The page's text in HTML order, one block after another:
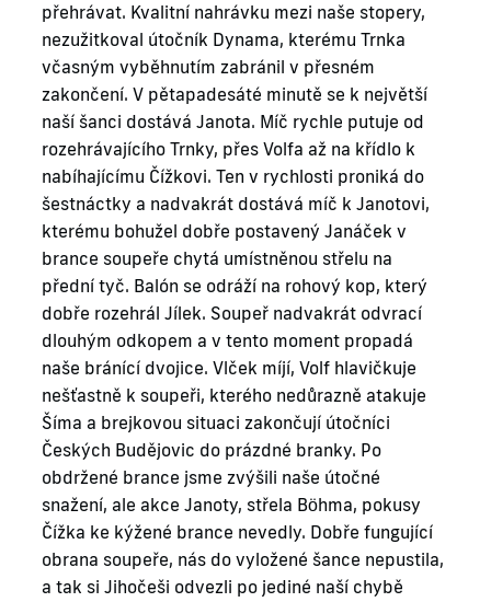
přehrávat. Kvalitní nahrávku mezi naše stopery,
nezužitkoval útočník Dynama, kterému Trnka
včasným vyběhnutím zabránil v přesném
zakončení. V pětapadesáté minutě se k největší
naší šanci dostává Janota. Míč rychle putuje od
rozehrávajícího Trnky, přes Volfa až na křídlo k
nabíhajícímu Čížkovi. Ten v rychlosti proniká do
šestnáctky a nadvakrát dostává míč k Janotovi,
kterému bohužel dobře postavený Janáček v
brance soupeře chytá umístněnou střelu na
přední tyč. Balón se odráží na rohový kop, který
dobře rozehrál Jílek. Soupeř nadvakrát odvrací
dlouhým odkopem a v tento moment propadá
naše bránící dvojice. Vlček míjí, Volf hlavičkuje
nešťastně k soupeři, kterého nedůrazně atakuje
Šíma a brejkovou situaci zakončují útočníci
Českých Budějovic do prázdné branky. Po
obdržené brance jsme zvýšili naše útočné
snažení, ale akce Janoty, střela Böhma, pokusy
Čížka ke kýžené brance nevedly. Dobře fungující
obrana soupeře, nás do vyložené šance nepustila,
a tak si Jihočeši odvezli po jediné naší chybě